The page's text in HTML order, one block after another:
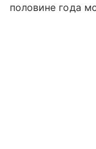
половине года